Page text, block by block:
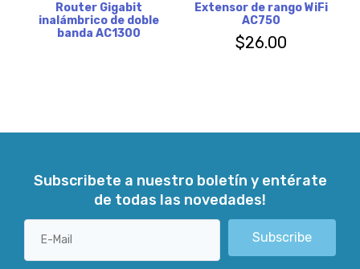
Router Gigabit
inalámbrico de doble
banda AC1300
Extensor de rango WiFi
AC750
$26.00
Subscribete a nuestro boletín y entérate
de todas las novedades!
Subscribe